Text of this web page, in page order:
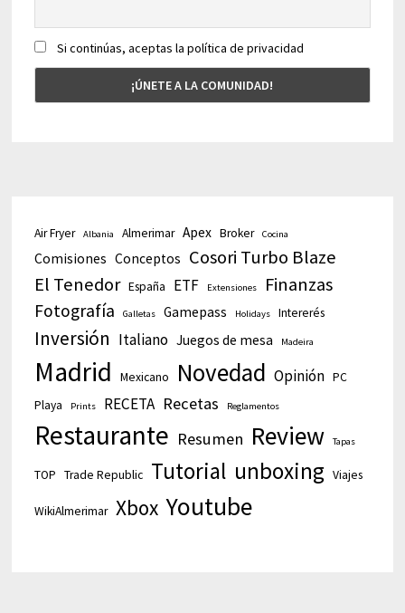
Si continúas, aceptas la política de privacidad
Air Fryer Albania Almerimar Apex Broker Cocina
Comisiones Conceptos Cosori Turbo Blaze
El Tenedor España ETF Extensiones Finanzas
Fotografía Galletas Gamepass Holidays Intererés
Inversión Italiano Juegos de mesa Madeira
Madrid Mexicano Novedad Opinión PC
Playa
Prints RECETA Recetas Reglamentos
Restaurante Resumen Review Tapas
TOP Trade Republic Tutorial unboxing Viajes
WikiAlmerimar Xbox Youtube